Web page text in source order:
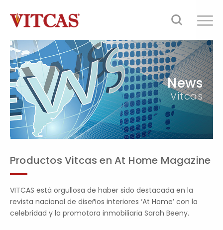
News
Vitcas
Productos Vitcas en At Home Magazine
VITCAS está orgullosa de haber sido destacada en la
revista nacional de diseños interiores ‘At Home’ con la
celebridad y la promotora inmobiliaria Sarah Beeny.